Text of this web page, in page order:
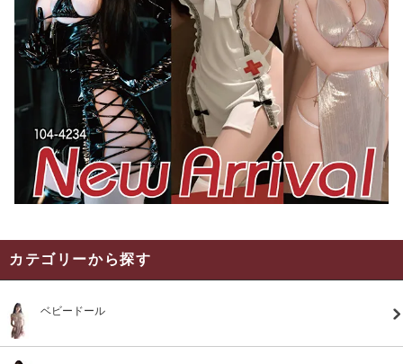
カテゴリーから探す
ベビードール